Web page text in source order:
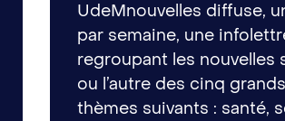
UdeMnouvelles diffuse,
par semaine, une
regroupant les nouvelles
ou l’autre des cinq grands
thèmes suivants : santé,